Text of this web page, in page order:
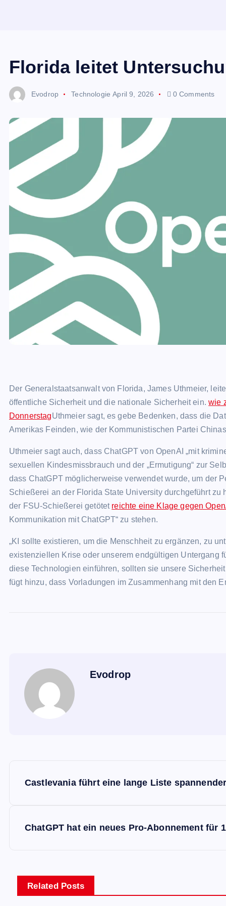
Florida leitet
Evodrop Technologie April 9, 2026 0 Comments
Der Generalstaatsanwalt von Florida, James Uthmeier,
öffentliche Sicherheit und die nationale Sicherheit ein.wie
DonnerstagUthmeier sagt, es gebe Bedenken, dass die
Amerikas Feinden, wie der Kommunistischen Partei
Uthmeier sagt auch, dass ChatGPT von OpenAI „mit
sexuellen Kindesmissbrauch und der „Ermutigung“ zur
dass ChatGPT möglicherweise verwendet wurde, um der
Schießerei an der Florida State University durchgeführt
der FSU-Schießerei getötet reichte eine Klage gegen
Kommunikation mit ChatGPT“ zu stehen.
„KI sollte existieren, um die Menschheit zu ergänzen, zu
existenziellen Krise oder unserem endgültigen Untergang
diese Technologien einführen, sollten sie unsere
fügt hinzu, dass Vorladungen im Zusammenhang mit den
Evodrop
BCastlevania führt eine lange Liste
ChatGPT hat ein neues Pro-Abonnement für
Related Posts